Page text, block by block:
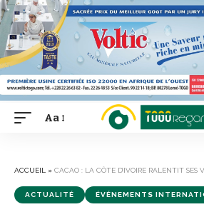
Font
Aa
ACCUEIL » CACAO : LA CÔTE D’IVOIRE RALENTIT SES VENTES
ACTUALITÉ ÉVÉNEMENTS